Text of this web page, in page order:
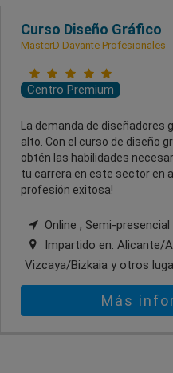
Curso Diseño Gráfico
MasterD Davante Profesionales
Centro Premium
La demanda de diseñadores
alto. Con el curso de diseño
obtén las habilidades
tu carrera en este sector en
profesión exitosa!
Online , Semi-
Impartido en: Alicante/
Vizcaya/Bizkaia y otros
Más